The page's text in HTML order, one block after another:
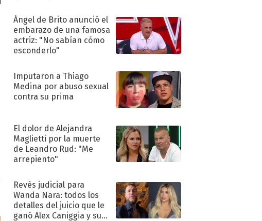
Ángel de Brito anunció el
embarazo de una famosa
actriz: "No sabían cómo
esconderlo"
Imputaron a Thiago
Medina por abuso sexual
contra su prima
El dolor de Alejandra
Maglietti por la muerte
de Leandro Rud: "Me
arrepiento"
Revés judicial para
Wanda Nara: todos los
detalles del juicio que le
ganó Alex Caniggia y sus